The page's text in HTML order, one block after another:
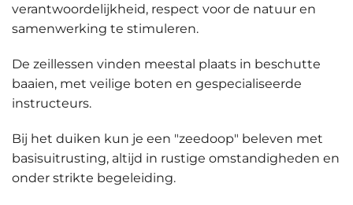
verantwoordelijkheid, respect voor de natuur en
samenwerking te stimuleren.
De zeillessen vinden meestal plaats in beschutte
baaien, met veilige boten en gespecialiseerde
instructeurs.
Bij het duiken kun je een "zeedoop" beleven met
basisuitrusting, altijd in rustige omstandigheden en
onder strikte begeleiding.